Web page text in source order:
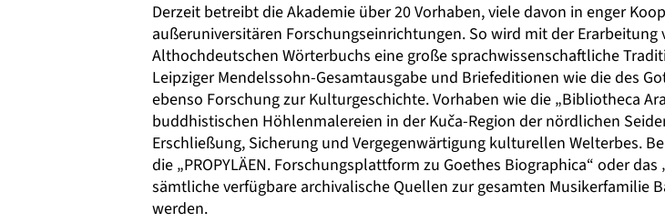
Derzeit betreibt die Akademie über 20 Vorhaben, viele davon in enger
außeruniversitären Forschungseinrichtungen. So wird mit der
Althochdeutschen Wörterbuchs eine große sprachwissenschaftliche
Leipziger Mendelssohn-Gesamtausgabe und Briefeditionen wie die des
ebenso Forschung zur Kulturgeschichte. Vorhaben wie die „Bibliotheca
buddhistischen Höhlenmalereien in der Kuča-Region der nördlichen
Erschließung, Sicherung und Vergegenwärtigung kulturellen Welterbes.
die „PROPYLÄEN. Forschungsplattform zu Goethes Biographica“ oder
sämtliche verfügbare archivalische Quellen zur gesamten Musikerfamilie
werden.